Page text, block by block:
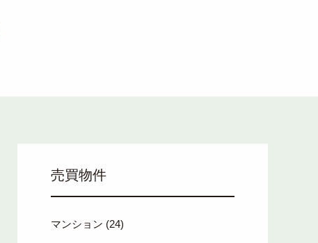
売買物件
マンション (24)